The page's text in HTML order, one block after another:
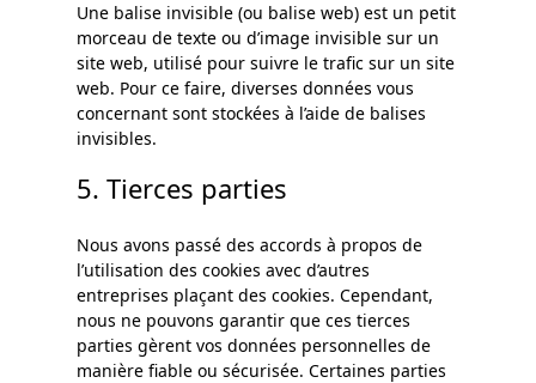
Une balise invisible (ou balise web) est un petit
morceau de texte ou d’image invisible sur un
site web, utilisé pour suivre le trafic sur un site
web. Pour ce faire, diverses données vous
concernant sont stockées à l’aide de balises
invisibles.
5. Tierces parties
Nous avons passé des accords à propos de
l’utilisation des cookies avec d’autres
entreprises plaçant des cookies. Cependant,
nous ne pouvons garantir que ces tierces
parties gèrent vos données personnelles de
manière fiable ou sécurisée. Certaines parties